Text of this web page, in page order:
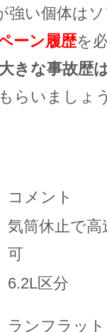
強い個体は
ーン履歴を
大きな事故歴
らいましょ
コメント
気筒休止で
可
6.2L区分
ランフラッ